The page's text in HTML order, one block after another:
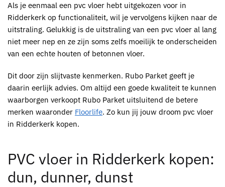
Als je eenmaal een pvc vloer hebt uitgekozen voor in
Ridderkerk op functionaliteit, wil je vervolgens kijken naar de
uitstraling. Gelukkig is de uitstraling van een pvc vloer al lang
niet meer nep en ze zijn soms zelfs moeilijk te onderscheiden
van een echte houten of betonnen vloer.
Dit door zijn slijtvaste kenmerken. Rubo Parket geeft je
daarin eerlijk advies. Om altijd een goede kwaliteit te kunnen
waarborgen verkoopt Rubo Parket uitsluitend de betere
merken waaronder Floorlife. Zo kun jij jouw droom pvc vloer
in Ridderkerk kopen.
PVC vloer in Ridderkerk kopen:
dun, dunner, dunst